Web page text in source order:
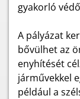
gyakorló
A pályázat
bővülhet az
enyhítését
járművekkel
például a